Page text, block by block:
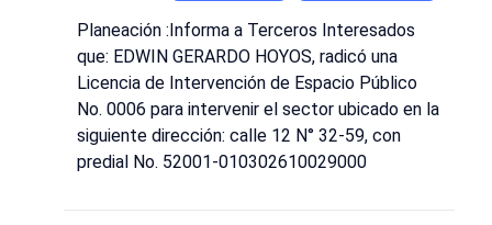
Planeación :Informa a Terceros Interesados
que: EDWIN GERARDO HOYOS, radicó una
Licencia de Intervención de Espacio Público
No. 0006 para intervenir el sector ubicado en la
siguiente dirección: calle 12 N° 32-59, con
predial No. 52001-010302610029000